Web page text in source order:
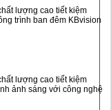
lượng cao tiết kiệm
trình ban đêm KBvision
lượng cao tiết kiệm
ảnh sáng với công nghệ